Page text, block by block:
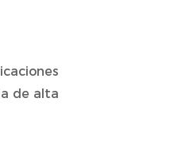
de alta